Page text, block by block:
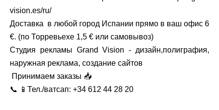
vision.es/ru/
Доставка в любой город Испании прямо в ваш офис 6
€. (по Торревьехе 1,5 € или самовывоз)
Студия рекламы Grand Vision - дизайн,полиграфия,
наружная реклама, создание сайтов
Принимаем заказы 📥
📞 📱Тел./ватсап: +34 612 44 28 20